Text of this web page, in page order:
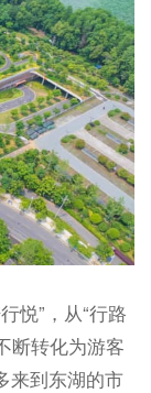
悦”，从“行路
断转化为游客
来到东湖的市